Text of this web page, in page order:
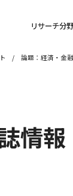
リサーチ分
論題：経済・金
情報